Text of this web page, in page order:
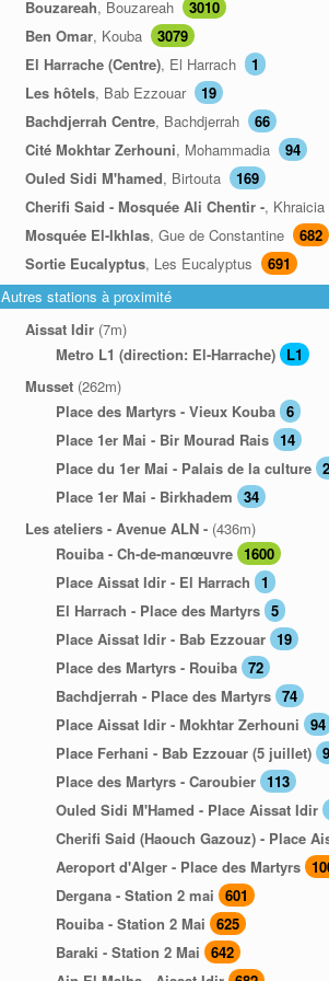
Bouzareah, Bouzareah
3010
Ben Omar, Kouba
3079
El Harrache (Centre), El Harrach
1
Les hôtels, Bab Ezzouar
19
Bachdjerrah Centre, Bachdjerrah
66
Cité Mokhtar Zerhouni, Mohammadia
94
Ouled Sidi M'hamed, Birtouta
169
Cherifi Said - Mosquée Ali Chentir -, Khraicia
Mosquée El-Ikhlas, Gue de Constantine
682
Sortie Eucalyptus, Les Eucalyptus
691
Autres stations à proximité
Aissat Idir (7m)
Metro L1 (direction: El-Harrache) L1
Musset (262m)
Place des Martyrs - Vieux Kouba 6
Place 1er Mai - Bir Mourad Rais 14
Place du 1er Mai - Palais de la culture
Place 1er Mai - Birkhadem 34
Les ateliers - Avenue ALN - (436m)
Rouiba - Ch-de-manœuvre 1600
Place Aissat Idir - El Harrach 1
El Harrach - Place des Martyrs 5
Place Aissat Idir - Bab Ezzouar 19
Place des Martyrs - Rouiba 72
Bachdjerrah - Place des Martyrs 74
Place Aissat Idir - Mokhtar Zerhouni 94
Place Ferhani - Bab Ezzouar (5 juillet)
Place des Martyrs - Caroubier 113
Ouled Sidi M'Hamed - Place Aissat Idir
Cherifi Said (Haouch Gazouz) - Place
Aeroport d'Alger - Place des Martyrs
Dergana - Station 2 mai 601
Rouiba - Station 2 Mai 625
Baraki - Station 2 Mai 642